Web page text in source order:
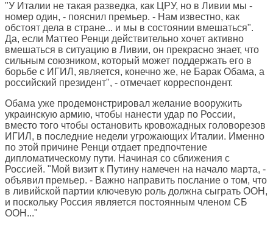
"У Италии не такая разведка, как ЦРУ, но в Ливии мы -
номер один, - пояснил премьер. - Нам известно, как
обстоят дела в стране... и мы в состоянии вмешаться".
Да, если Маттео Ренци действительно хочет активно
вмешаться в ситуацию в Ливии, он прекрасно знает, что
сильным союзником, который может поддержать его в
борьбе с ИГИЛ, является, конечно же, не Барак Обама, а
российский президент", - отмечает корреспондент.
Обама уже продемонстрировал желание вооружить
украинскую армию, чтобы нанести удар по России,
вместо того чтобы остановить кровожадных головорезов
ИГИЛ, в последние недели угрожающих Италии. Именно
по этой причине Ренци отдает предпочтение
дипломатическому пути. Начиная со сближения с
Россией. "Мой визит к Путину намечен на начало марта, -
объявил премьер. - Важно направить послание о том, что
в ливийской партии ключевую роль должна сыграть ООН,
и поскольку Россия является постоянным членом СБ
ООН..."